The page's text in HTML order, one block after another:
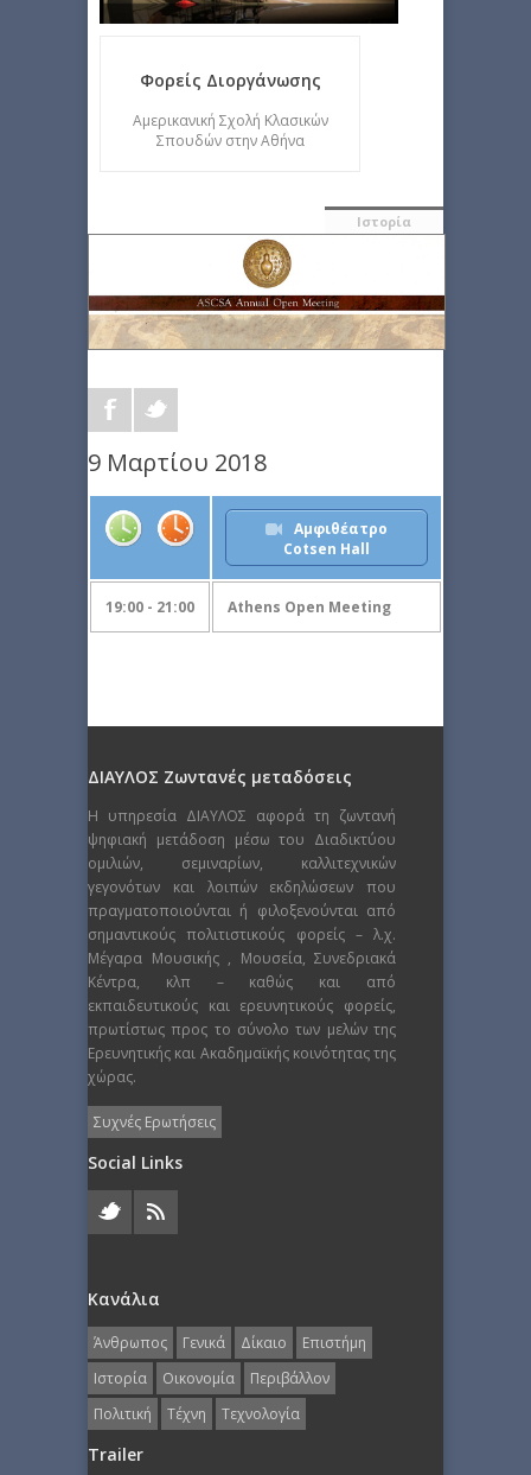
Φορείς Διοργάνωσης
Αμερικανική Σχολή Κλασικών
Σπουδών στην Αθήνα
Ιστορία
9 Μαρτίου 2018
Αμφιθέατρο
Cotsen Hall
19:00 - 21:00 Athens Open Meeting
ΔΙΑΥΛΟΣ Ζωντανές μεταδόσεις
Η υπηρεσία ΔΙΑΥΛΟΣ αφορά τη ζωντανή
ψηφιακή μετάδοση μέσω του Διαδικτύου
ομιλιών, σεμιναρίων, καλλιτεχνικών
γεγονότων και λοιπών εκδηλώσεων που
πραγματοποιούνται ή φιλοξενούνται από
σημαντικούς πολιτιστικούς φορείς – λ.χ.
Μέγαρα Μουσικής , Μουσεία, Συνεδριακά
Κέντρα, κλπ – καθώς και από
εκπαιδευτικούς και ερευνητικούς φορείς,
πρωτίστως προς το σύνολο των μελών της
Ερευνητικής και Ακαδημαϊκής κοινότητας της
χώρας.
Συχνές Ερωτήσεις
Social Links
Κανάλια
Άνθρωπος Γενικά Δίκαιο
Επιστήμη
Ιστορία
Οικονομία
Περιβάλλον
Πολιτική
Τέχνη Τεχνολογία
Trailer